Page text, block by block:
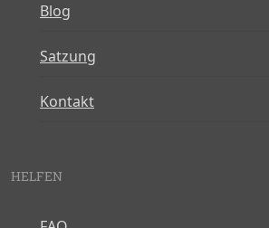
Blog
Satzung
Kontakt
HELFEN